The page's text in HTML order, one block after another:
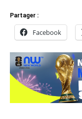
Partager :
Facebook